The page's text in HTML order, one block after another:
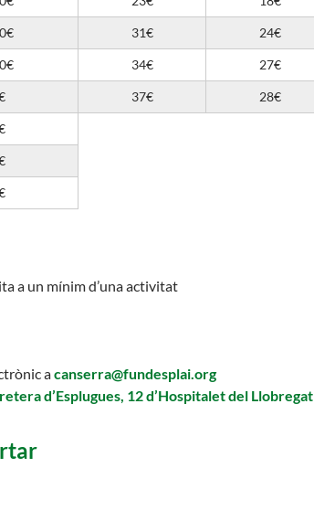
31€ 24€
34€ 27€
37€ 28€
a un mínim d’una activitat
acanserra@fundesplai.org
d’Esplugues, 12 d’Hospitalet del Llobregat
Butlletins
Diari de la Fundació
Fundesplai als mitjans
Xarxes socials